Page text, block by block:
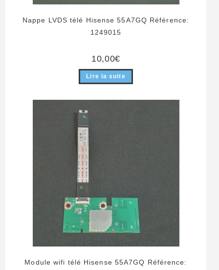
Nappe LVDS télé Hisense 55A7GQ Référence:
1249015
10,00€
Lire la suite
Module wifi télé Hisense 55A7GQ Référence: